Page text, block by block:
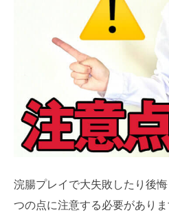
浣腸プレイで大失敗したり後
つの点に注意する必要がありま